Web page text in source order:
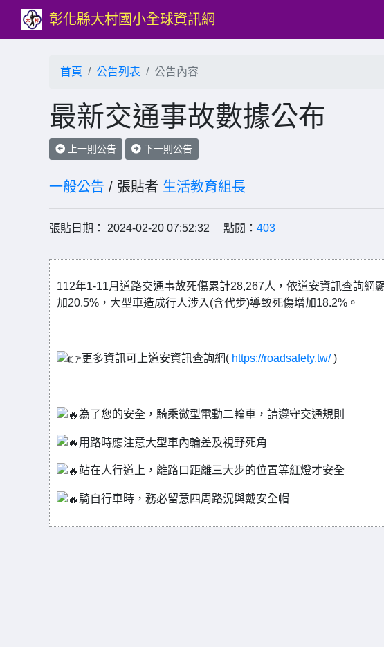
彰化縣大村國小全球資訊網
首頁 公告列表 公告內容
最新交通事故數據公布
上一則公告 下一則公告
一般公告 / 張貼者 生活教育組長
張貼日期： 2024-02-20 07:52:32 點閱： 403
112年1-11月道路交通事故死傷累計28,267人，依道安資訊查詢網
加20.5%，大型車造成行人涉入(含代步)導致死傷增加18.2%。
更多資訊可上道安資訊查詢網( https://roadsafety.tw/)
為了您的安全，騎乘微型電動二輪車，請遵守交通規則
用路時應注意大型車內輪差及視野死角
站在人行道上，離路口距離三大步的位置等紅燈才安全
騎自行車時，務必留意四周路況與戴安全帽